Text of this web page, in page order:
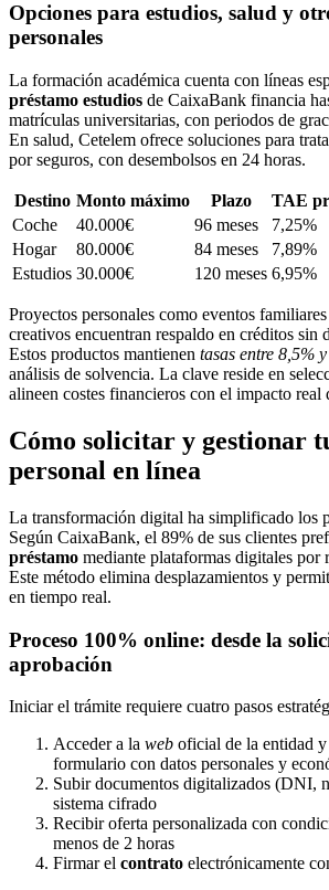
Opciones para estudios, salud y
personales
La formación académica cuenta con líneas
préstamo estudios de CaixaBank financia
matrículas universitarias, con periodos de
En salud, Cetelem ofrece soluciones para
por seguros, con desembolsos en 24 horas.
Destino Monto máximo Plazo
TAE
Coche
40.000€ 96 meses
7,25%
Hogar
80.000€ 84 meses
7,89%
Estudios 30.000€ 120 meses 6,95%
Proyectos personales como eventos
creativos encuentran respaldo en créditos sin
Estos productos mantienen tasas entre 8,5%
análisis de solvencia. La clave reside en
alineen costes financieros con el impacto real
Cómo solicitar y gestionar
personal en línea
La transformación digital ha simplificado los
Según CaixaBank, el 89% de sus clientes
préstamo mediante plataformas digitales por
Este método elimina desplazamientos y
en tiempo real.
Proceso 100% online: desde la
aprobación
Iniciar el trámite requiere cuatro pasos
Acceder a la web oficial de la entidad
formulario con datos personales y
Subir documentos digitalizados (DNI,
sistema cifrado
Recibir oferta personalizada con
menos de 2 horas
Firmar el contrato electrónicamente